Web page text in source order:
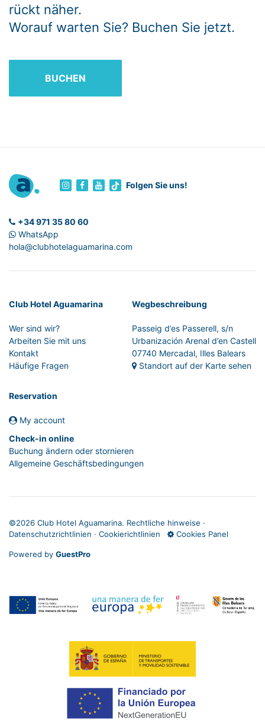
rückt näher.
Worauf warten Sie? Buchen Sie jetzt.
BUCHEN
Folgen Sie uns!
+34 971 35 80 60
WhatsApp
hola@clubhotelaguamarina.com
Club Hotel Aguamarina
Wer sind wir?
Arbeiten Sie mit uns
Kontakt
Häufige Fragen
Wegbeschreibung
Passeig d’es Passerell, s/n
Urbanización Arenal d’en Castell
07740 Mercadal, Illes Balears
Standort auf der Karte sehen
Reservation
My account
Check-in online
Buchung ändern oder stornieren
Allgemeine Geschäftsbedingungen
©2026 Club Hotel Aguamarina. Rechtliche hinweise ·
Datenschutzrichtlinien · Cookierichtlinien Cookies Panel
Powered by GuestPro